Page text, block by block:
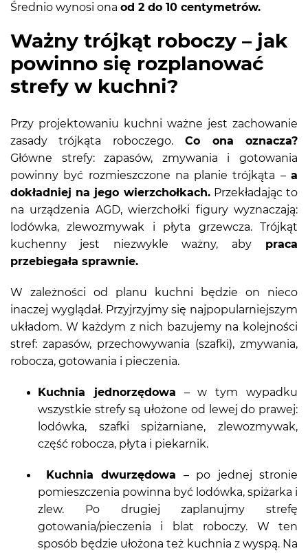
Średnio wynosi ona od 2 do 10 centymetrów.
Ważny trójkąt roboczy – jak
powinno się rozplanować
strefy w kuchni?
Przy projektowaniu kuchni ważne jest zachowanie
zasady trójkąta roboczego.Co ona oznacza?
Główne strefy: zapasów, zmywania i gotowania
powinny być rozmieszczone na planie trójkąta – a
dokładniej na jego wierzchołkach.Przekładając to
na urządzenia AGD, wierzchołki figury wyznaczają:
lodówka, zlewozmywak i płyta grzewcza. Trójkąt
kuchenny jest niezwykle ważny, abypraca
przebiegała sprawnie.
W zależności od planu kuchni będzie on nieco
inaczej wyglądał. Przyjrzyjmy się najpopularniejszym
układom. W każdym z nich bazujemy na kolejności
stref: zapasów, przechowywania (szafki), zmywania,
robocza, gotowania i pieczenia.
Kuchnia jednorzędowa – w tym wypadku
wszystkie strefy są ułożone od lewej do prawej:
lodówka, szafki spiżarniane, zlewozmywak,
część robocza, płyta i piekarnik.
Kuchnia dwurzędowa – po jednej stronie
pomieszczenia powinna być lodówka, spiżarka i
zlew. Po drugiej zaplanujmy strefę
gotowania/pieczenia i blat roboczy. W ten
sposób będzie ułożona też kuchnia z wyspą. Na